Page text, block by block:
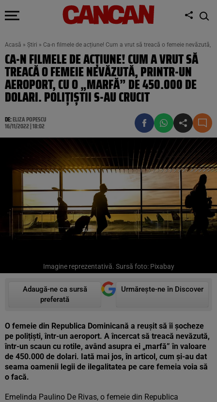
Acasă » Știri » Ca-n filmele de acțiune! Cum a vrut să treacă o femeie nevăzută,
CA-N FILMELE DE ACȚIUNE! CUM A VRUT SĂ
TREACĂ O FEMEIE NEVĂZUTĂ, PRINTR-UN
AEROPORT, CU O „MARFĂ” DE 450.000 DE
DOLARI. POLIȚIȘTII S-AU CRUCIT
DE:ELIZA POPESCU
16/11/2022 | 18:02
Imagine reprezentativă. Sursă foto: Pixabay
Adaugă-ne ca sursă
preferată
Urmărește-ne în Discover
O femeie din Republica Dominicană a reușit să îi șocheze
pe polițiști, într-un aeroport. A încercat să treacă nevăzută,
într-un scaun cu rotile, având asupra ei „marfă” în valoare
de 450.000 de dolari. Iată mai jos, în articol, cum și-au dat
seama oamenii legii de ilegalitatea pe care femeia voia să
o facă.
Emelinda Paulino De Rivas, o femeie din Republica